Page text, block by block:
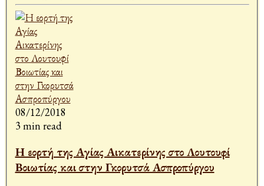
08/12/2018
3 min read
Η εορτή της Αγίας Αικατερίνης στο Λουτουφί
Βοιωτίας και στην Γκορυτσά Ασπροπύργου